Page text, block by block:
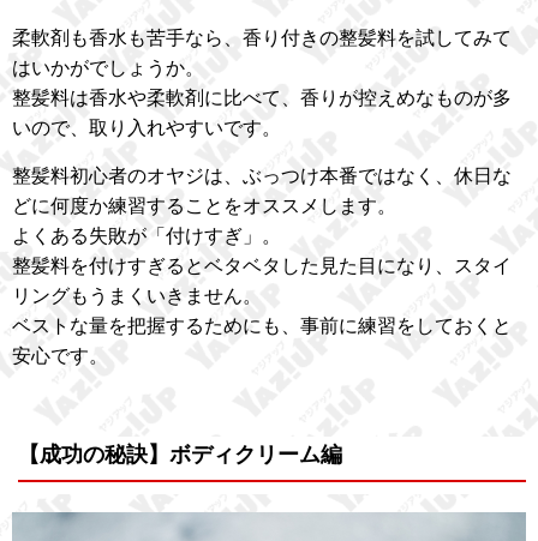
柔軟剤も香水も苦手なら、香り付きの整髪料を試してみて
はいかがでしょうか。
整髪料は香水や柔軟剤に比べて、香りが控えめなものが多
いので、取り入れやすいです。
整髪料初心者のオヤジは、ぶっつけ本番ではなく、休日な
どに何度か練習することをオススメします。
よくある失敗が「付けすぎ」。
整髪料を付けすぎるとベタベタした見た目になり、スタイ
リングもうまくいきません。
ベストな量を把握するためにも、事前に練習をしておくと
安心です。
【成功の秘訣】ボディクリーム編